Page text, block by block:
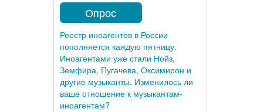
Опрос
Реестр иноагентов в России
пополняется каждую пятницу.
Иноагентами уже стали Нойз,
Земфира, Пугачева, Оксимирон и
другие музыканты. Изменилось ли
ваше отношение к музыкантам-
иноагентам?